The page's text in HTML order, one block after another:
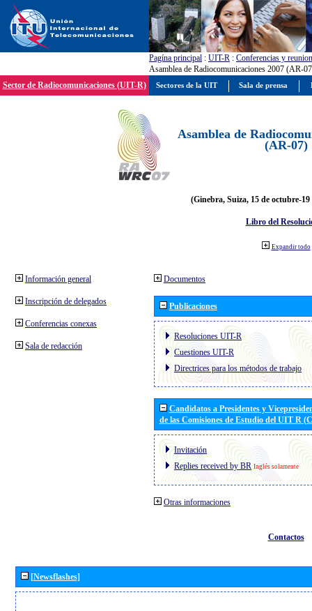
Pagína principal : UIT-R : Conferencias y
Asamblea de Radiocomunicaciones 2007 (AR-
Sector de Radiocomunicaciones (UIT-R)
Asamblea de
(AR-07)
(Ginebra, Suiza, 15 de octubre-19
Libro del
Expandir todo
Información general
Inscripción de delegados
Conferencias conexas
Sala de redacción
Documentos
Publicaciones
Resoluciones UIT-R
Cuestiones UIT-R
Directrices para los métodos de trabajo
Candidatos a Presidentes y
de las Comisiones de Estudio del UIT R
Invitación
Replies received by BR Inglés solamente
Otras informaciones
Contactos
[Newsflashes]
Sectores de la UIT Sala de prensa